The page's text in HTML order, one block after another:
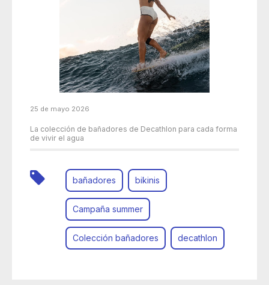
25 de mayo 2026
La colección de bañadores de Decathlon para cada forma
de vivir el agua
bañadores bikinis
Campaña summer
Colección bañadores decathlon